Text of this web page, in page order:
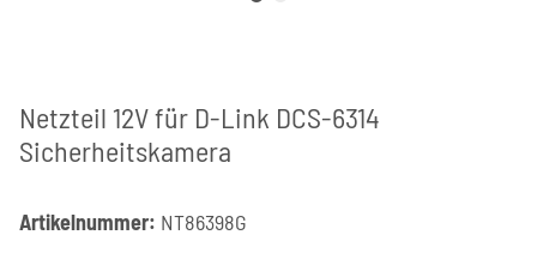
Netzteil 12V für D-Link DCS-6314
Sicherheitskamera
Artikelnummer: NT86398G